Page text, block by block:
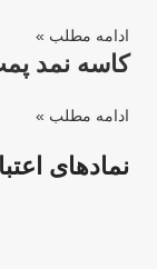
ادامه مطلب »
کاسه نمد
ادامه مطلب »
نمادهای